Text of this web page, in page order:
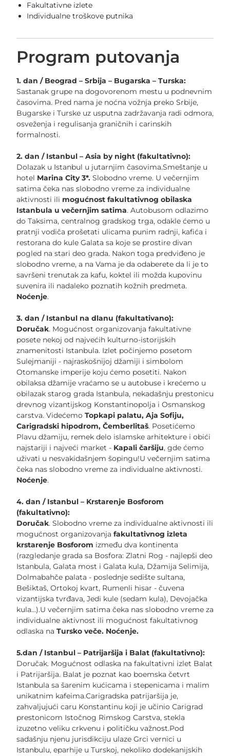
Fakultativne izlete
Individualne troškove putnika
Program putovanja
1. dan / Beograd – Srbija – Bugarska – Turska:
Sastanak grupe na dogovorenom mestu u podnevnim
časovima. Pred nama je noćna vožnja preko Srbije,
Bugarske i Turske uz usputna zadržavanja radi odmora,
osveženja i regulisanja graničnih i carinskih
formalnosti.
2. dan / Istanbul – Asia by night (fakultativno):
Dolazak u Istanbul u jutarnjim časovima.Smeštanje u
hotel Marina City 3*. Slobodno vreme. U večernjim
satima čeka nas slobodno vreme za individualne
aktivnosti ili mogućnost fakultativnog obilaska
Istanbula u večernjim satima. Autobusom odlazimo
do Taksima, centralnog gradskog trga, odakle ćemo u
pratnji vodiča prošetati ulicama punim radnji, kafića i
restorana do kule Galata sa koje se prostire divan
pogled na stari deo grada. Nakon toga predviđeno je
slobodno vreme, a na Vama je da odaberete da li je to
savršeni trenutak za kafu, koktel ili možda kupovinu
suvenira ili nadaleko poznatih kožnih predmeta.
Noćenje.
3. dan / Istanbul na dlanu (fakultativano):
Doručak. Mogućnost organizovanja fakultativne
posete nekoj od najvećih kulturno-istorijskih
znamenitosti Istanbula. Izlet počinjemo posetom
Sulejmaniji - najraskošnijoj džamiji i simbolom
Otomanske imperije koju ćemo posetiti. Nakon
obilaksa džamije vraćamo se u autobuse i krećemo u
obilazak starog grada Istanbula, nekadašnju prestonicu
drevnog vizantijskog Konstantinopolja i Osmanskog
carstva. Videćemo Topkapi palatu, Aja Sofiju,
Carigradski hipodrom, Čemberlitaš. Posetićemo
Plavu džamiju, remek delo islamske arhitekture i obići
najstariji i najveći market - Kapali čaršiju, gde ćemo
uživati u nesvakidašnjem šopingu!U večernjim satima
čeka nas slobodno vreme za individualne aktivnosti.
Noćenje.
4. dan / Istanbul – Krstarenje Bosforom
(fakultativno):
Doručak. Slobodno vreme za individualne aktivnosti ili
mogućnost organizovanja fakultativnog izleta
krstarenje Bosforom između dva kontinenta
(razgledanje grada sa Bosfora: Zlatni Rog - najlepši deo
Istanbula, Galata most i Galata kula, Džamija Selimija,
Dolmabahče palata - poslednje sedište sultana,
Bešiktaš, Ortokoj kvart, Rumenli hisar - čuvena
vizantijska tvrđava, Jedi kule (sedam kula), Devojačka
kula...).U večernjim satima čeka nas slobodno vreme za
individualne aktivnost ili mogućnost fakultativnog
odlaska na Tursko veče. Noćenje.
5.dan / Istanbul – Patrijaršija i Balat (fakultativno):
Doručak. Mogućnost odlaska na fakultativni izlet Balat
i Patrijaršija. Balat je poznat kao boemska četvrt
Istanbula sa šarenim kućicama i stepenicama i malim
unikatnim kafeima.Carigradska patrijaršija je,
zahvaljujući caru Konstantinu koji je učinio Carigrad
prestonicom Istočnog Rimskog Carstva, stekla
izuzetno veliku crkvenu i političku važnost.Pod
sadašnju njenu jurisdikciju ulaze Grci vernici u
Istanbulu, eparhije u Turskoj, nekoliko dodekanijskih